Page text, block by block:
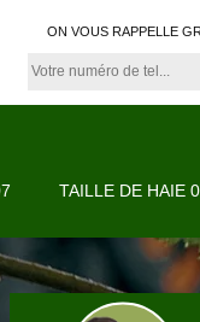
ON VOUS RAPPELLE
TAILLE DE HAIE